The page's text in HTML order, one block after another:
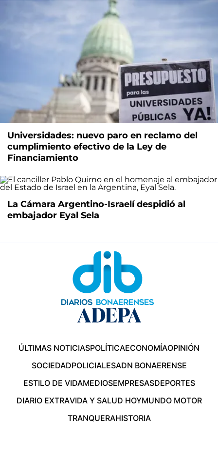
Universidades: nuevo paro en reclamo del
cumplimiento efectivo de la Ley de
Financiamiento
La Cámara Argentino-Israelí despidió al
embajador Eyal Sela
ÚLTIMAS NOTICIASPOLÍTICAECONOMÍAOPINIÓN
SOCIEDADPOLICIALESADN BONAERENSE
ESTILO DE VIDAMEDIOSEMPRESASDEPORTES
DIARIO EXTRAVIDA Y SALUD HOYMUNDO MOTOR
TRANQUERAHISTORIA